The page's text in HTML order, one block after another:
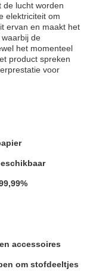
de lucht worden
elektriciteit om
ervan en maakt het
de
het momenteel
product spreken
voor
accessoires
om stofdeeltjes